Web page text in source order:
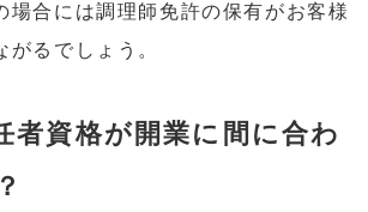
場合には調理師免許の保有がお客様
るでしょう。
者資格が開業に間に合わ